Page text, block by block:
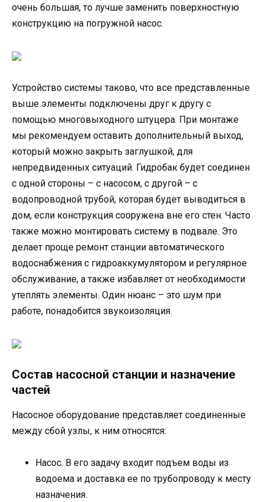
очень большая, то лучше заменить поверхностную
конструкцию на погружной насос.
Устройство системы таково, что все представленные
выше элементы подключены друг к другу с
помощью многовыходного штуцера. При монтаже
мы рекомендуем оставить дополнительный выход,
который можно закрыть заглушкой, для
непредвиденных ситуаций. Гидробак будет соединен
с одной стороны – с насосом, с другой – с
водопроводной трубой, которая будет выводиться в
дом, если конструкция сооружена вне его стен. Часто
также можно монтировать систему в подвале. Это
делает проще ремонт станции автоматического
водоснабжения с гидроаккумулятором и регулярное
обслуживание, а также избавляет от необходимости
утеплять элементы. Один нюанс – это шум при
работе, понадобится звукоизоляция.
Состав насосной станции и назначение
частей
Насосное оборудование представляет соединенные
между сбой узлы, к ним относятся:
Насос. В его задачу входит подъем воды из
водоема и доставка ее по трубопроводу к месту
назначения.